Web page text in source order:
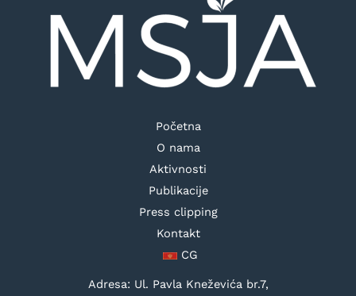
Početna
O nama
Aktivnosti
Publikacije
Press clipping
Kontakt
CG
Adresa: Ul. Pavla Kneževića br.7,